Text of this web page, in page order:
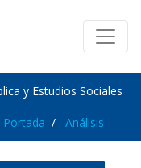
y Estudios Sociales
Portada Análisis